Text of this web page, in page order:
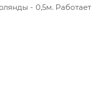
- 0,5м. Работает